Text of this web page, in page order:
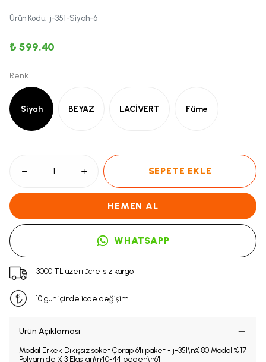
Ürün Kodu: j-351-Siyah-6
₺ 599.40
Renk
Siyah BEYAZ LACİVERT Füme
SEPETE EKLE
HEMEN AL
WHATSAPP
3000 TL üzeri ücretsiz kargo
10 gün içinde iade değişim
Ürün Açıklaması
Modal Erkek Dikişsiz soket Çorap 6'lı paket - j-351\n% 80 Modal % 17
Polyamide % 3 Elastan\n40-44 beden\n6'lı